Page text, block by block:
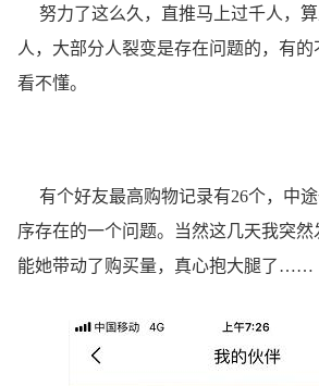
努力了这么久，直推马上过千人，算
人，大部分人裂变是存在问题的，有
看不懂。
有个好友最高购物记录有26个，中
序存在的一个问题。当然这几天我突
能她带动了购买量，真心抱大腿了……